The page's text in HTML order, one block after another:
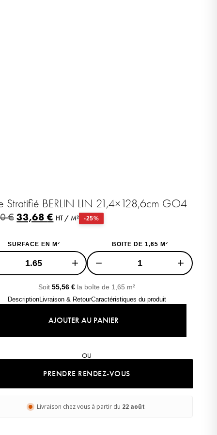
Stratifié BERLIN LIN 21,4×128,6cm GO4
€ 33,68€ HT / M² -25%
SURFACE EN M²
+
BOITE DE 1,65 M²
− +
Soit55,56€ la boîte de 1,65 m²
DescriptionLivraison & RetourCaractéristiques du produit
AJOUTER AU PANIER
OU
PRENDRE RENDEZ-VOUS
Livraison chez vous à partir du 22 août
10% DE
VOTRE
votre réduction.